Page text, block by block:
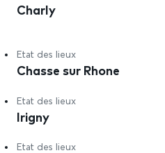
Charly
Etat des lieux
Chasse sur Rhone
Etat des lieux
Irigny
Etat des lieux